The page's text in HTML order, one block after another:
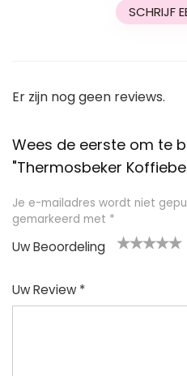
SCHRIJF
Er zijn nog geen reviews.
Wees de eerste om te
"Thermosbeker
Je e-mailadres wordt niet
gemarkeerd met *
Uw Beoordeling
Uw Review *